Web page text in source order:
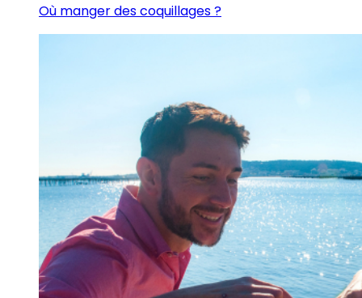
Où manger des coquillages ?